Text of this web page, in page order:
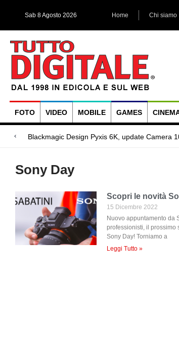
Sab 8 Agosto 2026 Home Chi siamo
FOTO VIDEO MOBILE GAMES
Megadap M2RF,
Blackmagic Design UltraStudio Express 3G,
Arri Rental, evoluzioni in arrivo
Sony Day
Scopri le novità
15 Dicembre 2022
Nuovo appuntamento da
professionisti, il prossimo
Sony Day! Torniamo a
Leggi Tutto »